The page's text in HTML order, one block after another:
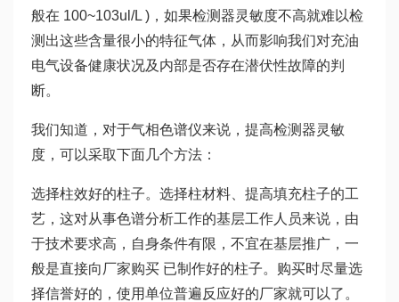
般在 100~103ul/L )，如果检测器灵敏度不高就难以检
测出这些含量很小的特征气体，从而影响我们对充油
电气设备健康状况及内部是否存在潜伏性故障的判
断。
我们知道，对于气相色谱仪来说，提高检测器灵敏
度，可以采取下面几个方法：
选择柱效好的柱子。选择柱材料、提高填充柱子的工
艺，这对从事色谱分析工作的基层工作人员来说，由
于技术要求高，自身条件有限，不宜在基层推广，一
般是直接向厂家购买 已制作好的柱子。购买时尽量选
择信誉好的，使用单位普遍反应好的厂家就可以了。